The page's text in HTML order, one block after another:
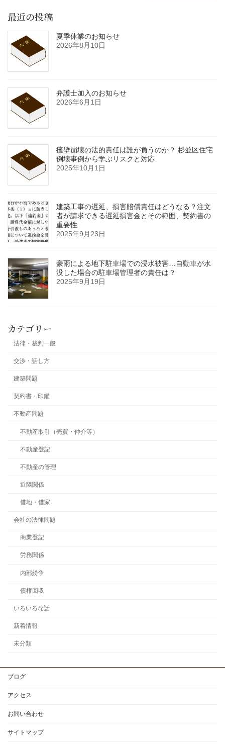
最近の投稿
夏季休業のお知らせ
2026年8月10日
弁護士加入のお知らせ
2026年6月1日
擁壁崩壊の法的責任は誰が負うのか？ 杉並区住宅
倒壊事例から学ぶリスクと対応
2025年10月1日
建築工事の遅延、損害賠償責任はどうなる？注文
者が請求できる遅延損害金とその範囲、契約書の
重要性
2025年9月23日
豪雨による地下駐車場での浸水被害…自動車が水
没した場合の駐車場管理者の責任は？
2025年9月19日
カテゴリー
法律・裁判一般
交渉・話し方
建築問題
契約書・印鑑
不動産問題
不動産取引（売買・仲介等）
不動産登記
不動産の管理
近隣関係
借地・借家
会社の法律問題
商業登記
労務関係
内部紛争
債権回収
いろいろな話
新着情報
未分類
ブログ
アクセス
お問い合わせ
サイトマップ